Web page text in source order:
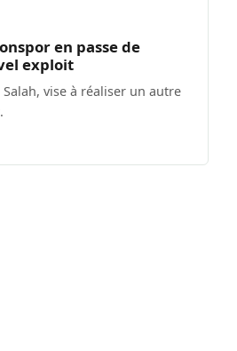
en passe de
exploit
vise à réaliser un autre